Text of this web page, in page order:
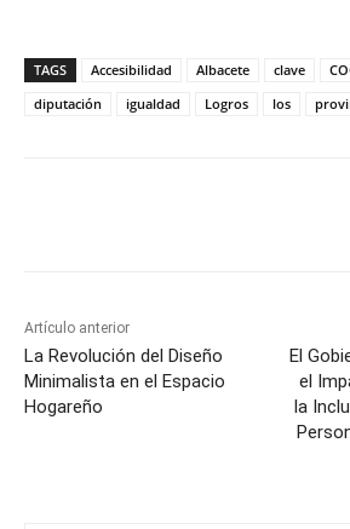
TAGS Accesibilidad Albacete clave
diputación
igualdad Logros los
Artículo anterior
La Revolución del Diseño
Minimalista en el Espacio
Hogareño
El
el
la